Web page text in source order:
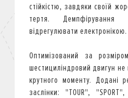
стійкістю, завдяки своїй
тертя. Демпфірування
відрегулювати електронікою.
Оптимізований за
шестициліндровий двигун не
крутного моменту. Додані
заслінки: "TOUR",